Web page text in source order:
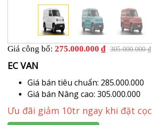
Giá công bố: 275.000.000 ₫ 305.000.000 ₫
EC VAN
Giá bán tiêu chuẩn: 285.000.000
Giá bán Nâng cao: 305.000.000
Ưu đãi giảm 10tr ngay khi đặt cọc